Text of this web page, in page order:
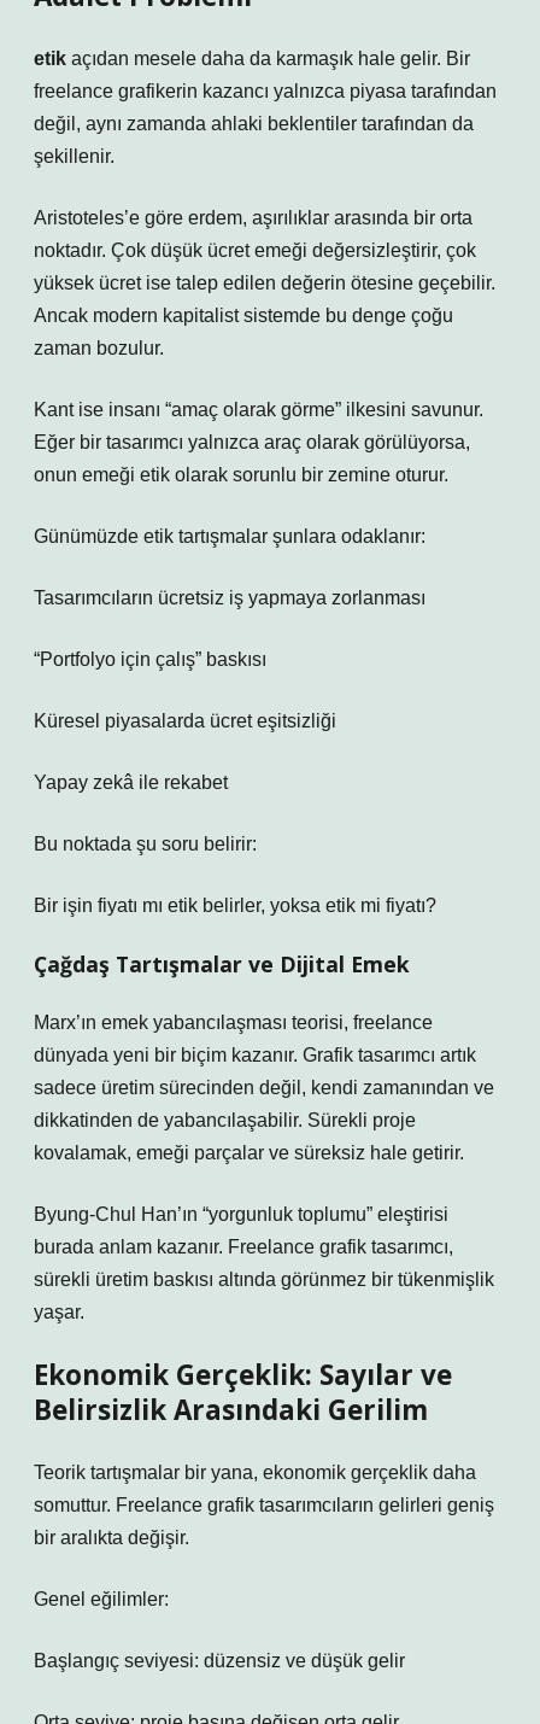
etik açıdan mesele daha da karmaşık hale gelir. Bir
freelance grafikerin kazancı yalnızca piyasa tarafından
değil, aynı zamanda ahlaki beklentiler tarafından da
şekillenir.
Aristoteles’e göre erdem, aşırılıklar arasında bir orta
noktadır. Çok düşük ücret emeği değersizleştirir, çok
yüksek ücret ise talep edilen değerin ötesine geçebilir.
Ancak modern kapitalist sistemde bu denge çoğu
zaman bozulur.
Kant ise insanı “amaç olarak görme” ilkesini savunur.
Eğer bir tasarımcı yalnızca araç olarak görülüyorsa,
onun emeği etik olarak sorunlu bir zemine oturur.
Günümüzde etik tartışmalar şunlara odaklanır:
Tasarımcıların ücretsiz iş yapmaya zorlanması
“Portfolyo için çalış” baskısı
Küresel piyasalarda ücret eşitsizliği
Yapay zekâ ile rekabet
Bu noktada şu soru belirir:
Bir işin fiyatı mı etik belirler, yoksa etik mi fiyatı?
Çağdaş Tartışmalar ve Dijital Emek
Marx’ın emek yabancılaşması teorisi, freelance
dünyada yeni bir biçim kazanır. Grafik tasarımcı artık
sadece üretim sürecinden değil, kendi zamanından ve
dikkatinden de yabancılaşabilir. Sürekli proje
kovalamak, emeği parçalar ve süreksiz hale getirir.
Byung-Chul Han’ın “yorgunluk toplumu” eleştirisi
burada anlam kazanır. Freelance grafik tasarımcı,
sürekli üretim baskısı altında görünmez bir tükenmişlik
yaşar.
Ekonomik Gerçeklik: Sayılar ve
Belirsizlik Arasındaki Gerilim
Teorik tartışmalar bir yana, ekonomik gerçeklik daha
somuttur. Freelance grafik tasarımcıların gelirleri geniş
bir aralıkta değişir.
Genel eğilimler:
Başlangıç seviyesi: düzensiz ve düşük gelir